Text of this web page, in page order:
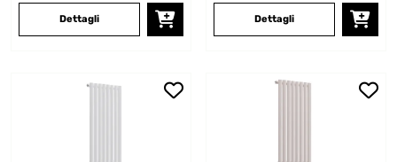
Dettagli Dettagli